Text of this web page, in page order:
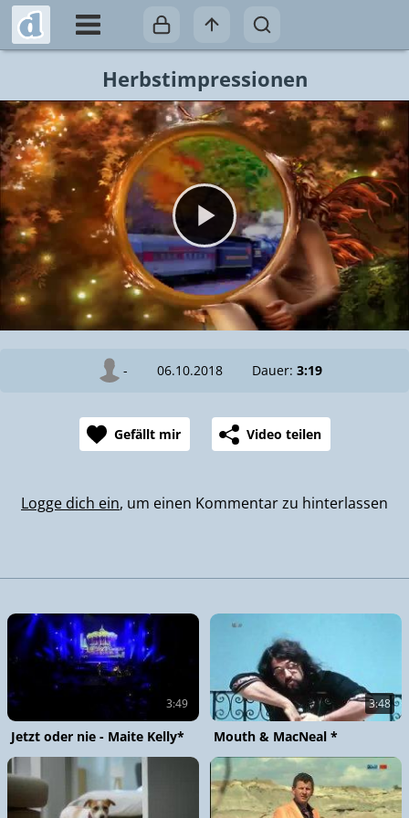
Herbstimpressionen
Video abspielen
- 06.10.2018 Dauer: 3:19
Gefällt mir Video teilen
Logge dich ein, um einen Kommentar zu hinterlassen
3:49
Jetzt oder nie - Maite Kelly*
3:48
Mouth & MacNeal *